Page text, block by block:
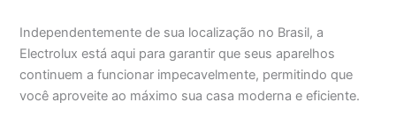
Independentemente de sua localização no Brasil, a
Electrolux está aqui para garantir que seus aparelhos
continuem a funcionar impecavelmente, permitindo que
você aproveite ao máximo sua casa moderna e eficiente.